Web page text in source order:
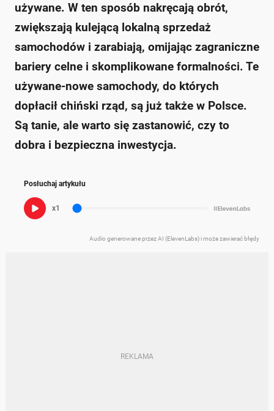
używane. W ten sposób nakręcają obrót,
zwiększają kulejącą lokalną sprzedaż
samochodów i zarabiają, omijając zagraniczne
bariery celne i skomplikowane formalności. Te
używane-nowe samochody, do których
dopłacił chiński rząd, są już także w Polsce.
Są tanie, ale warto się zastanowić, czy to
dobra i bezpieczna inwestycja.
Posłuchaj artykułu
x1
Audio generowane przez AI (ElevenLabs) i może zawierać błędy